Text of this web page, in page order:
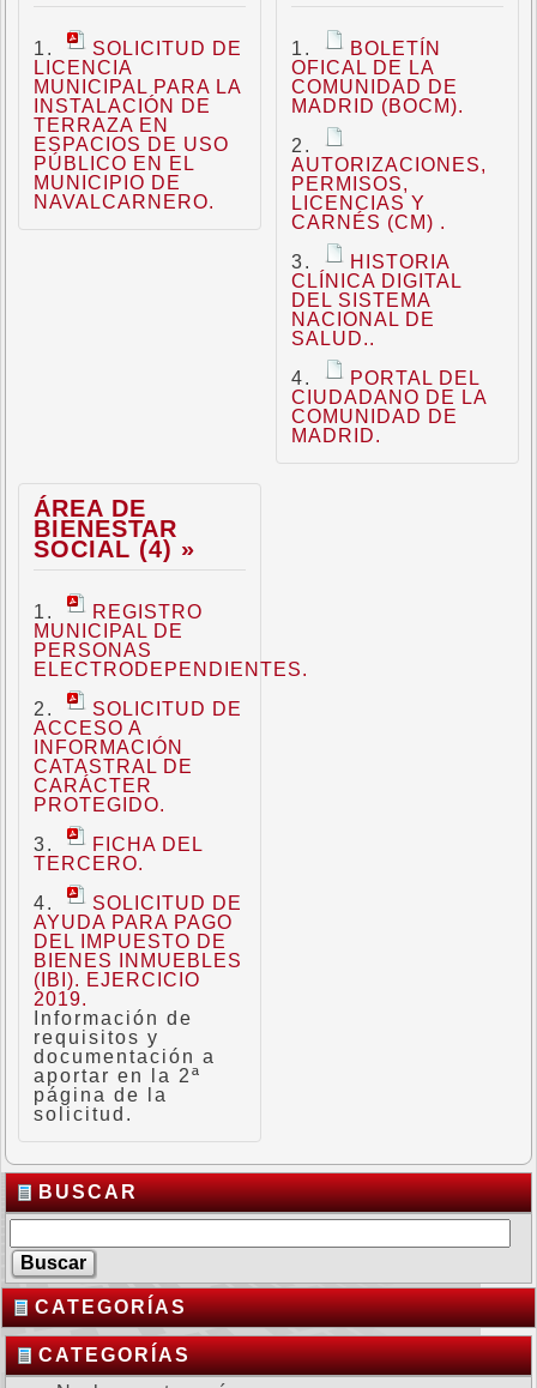
SOLICITUD DE
LICENCIA
MUNICIPAL PARA LA
INSTALACIÓN DE
TERRAZA EN
ESPACIOS DE USO
PÚBLICO EN EL
MUNICIPIO DE
NAVALCARNERO.
BOLETÍN
OFICAL DE LA
COMUNIDAD DE
MADRID (BOCM).
AUTORIZACIONES,
PERMISOS,
LICENCIAS Y
CARNÉS (CM) .
HISTORIA
CLÍNICA DIGITAL
DEL SISTEMA
NACIONAL DE
SALUD..
PORTAL DEL
CIUDADANO DE LA
COMUNIDAD DE
MADRID.
ÁREA DE
BIENESTAR
SOCIAL (4) »
REGISTRO
MUNICIPAL DE
PERSONAS
ELECTRODEPENDIENTES.
SOLICITUD DE
ACCESO A
INFORMACIÓN
CATASTRAL DE
CARÁCTER
PROTEGIDO.
FICHA DEL
TERCERO.
SOLICITUD DE
AYUDA PARA PAGO
DEL IMPUESTO DE
BIENES INMUEBLES
(IBI). EJERCICIO
2019.
Información de
requisitos y
documentación a
aportar en la 2ª
página de la
solicitud.
BUSCAR
CATEGORÍAS
CATEGORÍAS